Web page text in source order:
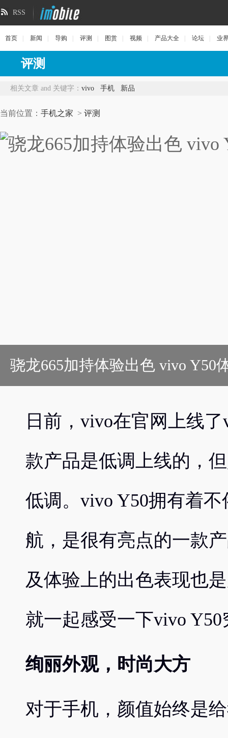
RSS
首页 新闻 导购 评测 图赏 视频 产品大全 论坛 业
评测
相关文章 and 关键字： vivo 手机 新品
当前位置： 手机之家 > 评测
骁龙665加持体验出色 vivo Y50
日前，vivo在官网上线
款产品是低调上线的，
低调。vivo Y50拥有着
航，是很有亮点的一款
及体验上的出色表现也
就一起感受一下vivo
绚丽外观，时尚大方
对于手机，颜值始终是